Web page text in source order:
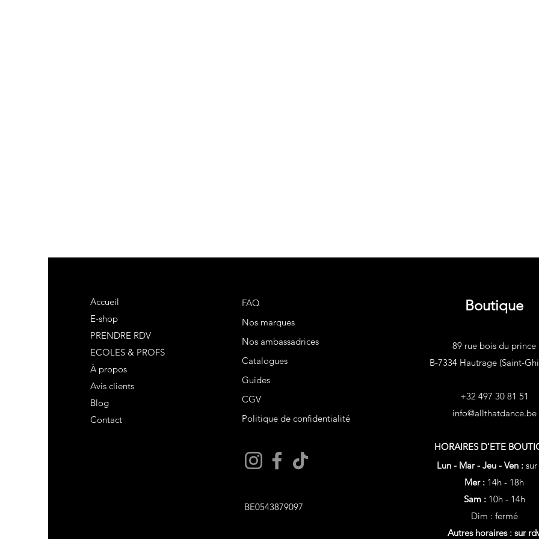
Accueil
E-shop
PRENDRE RDV
ECOLES & PROFS
À propos
Avis clients
Blog
Contact
FAQ
Nos marques
Nos ambassadrices
Catalogues
Guides
CGV
Politique de confidentialité
BE0543879097
Boutique
89 rue bois du prince
B-7334 Hautrage (Saint-
+32 497 30 81 51
info@allthatdance.be
HORAIRES D'ETE
Lun - Mar - Jeu - Ven :
Mer : 14h - 18h
Sam : 10h - 14h
Dim : fermé
Autres horaires : sur